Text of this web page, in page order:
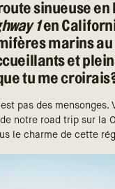
route sinueuse
1en
marins au
et
tu me
pas des mensonges.
notre road trip sur la
le charme de cette